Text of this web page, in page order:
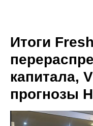
Итоги
капитала,
прогнозы